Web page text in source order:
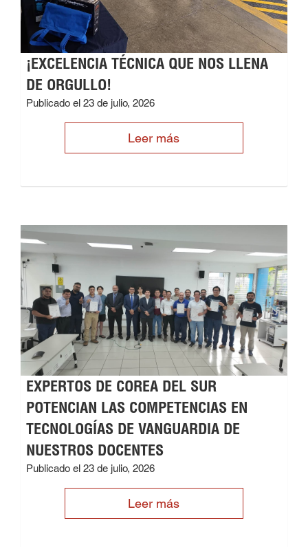
¡EXCELENCIA TÉCNICA QUE NOS LLENA
DE ORGULLO!
Publicado el 23 de julio, 2026
Leer más
EXPERTOS DE COREA DEL SUR
POTENCIAN LAS COMPETENCIAS EN
TECNOLOGÍAS DE VANGUARDIA DE
NUESTROS DOCENTES
Publicado el 23 de julio, 2026
Leer más